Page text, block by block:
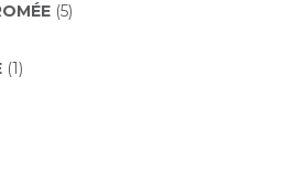
(5)
(1)